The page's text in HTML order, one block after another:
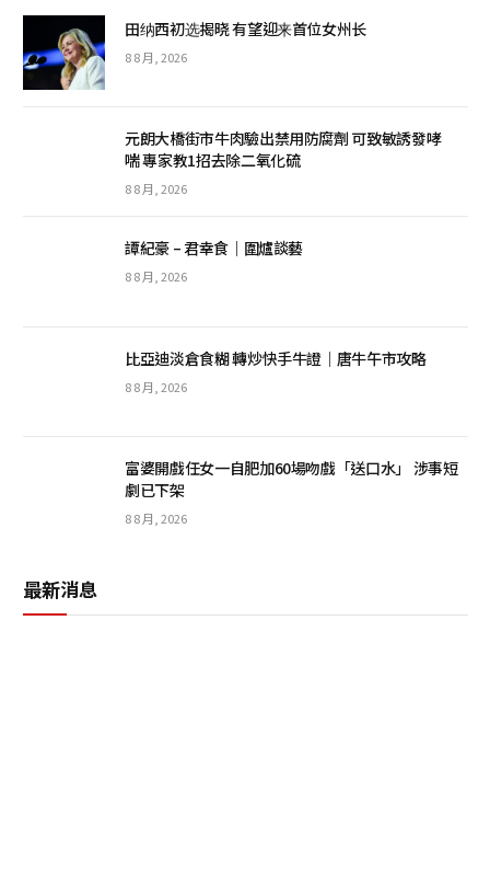
田纳西初选揭晓 有望迎来首位女州长
8 8 月, 2026
元朗大橋街市牛肉驗出禁用防腐劑 可致敏誘發哮
喘 專家教1招去除二氧化硫
8 8 月, 2026
譚紀豪 – 君幸食｜圍爐談藝
8 8 月, 2026
比亞迪淡倉食糊 轉炒快手牛證｜唐牛午市攻略
8 8 月, 2026
富婆開戲任女一自肥加60場吻戲「送口水」 涉事短
劇已下架
8 8 月, 2026
最新消息